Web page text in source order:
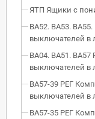
ЯТП Ящики с
ВА52. ВА53.
выключателей в
ВА04. ВА51. ВА57
выключателей в
ВА57-39 РЕГ
выключателей в
ВА57-35 РЕГ